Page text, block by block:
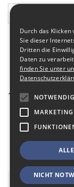
Durch das
Sie dieser
Dritten die
Daten zu
finden Sie unter
NOTWENDIG
MARKETING
NICHT